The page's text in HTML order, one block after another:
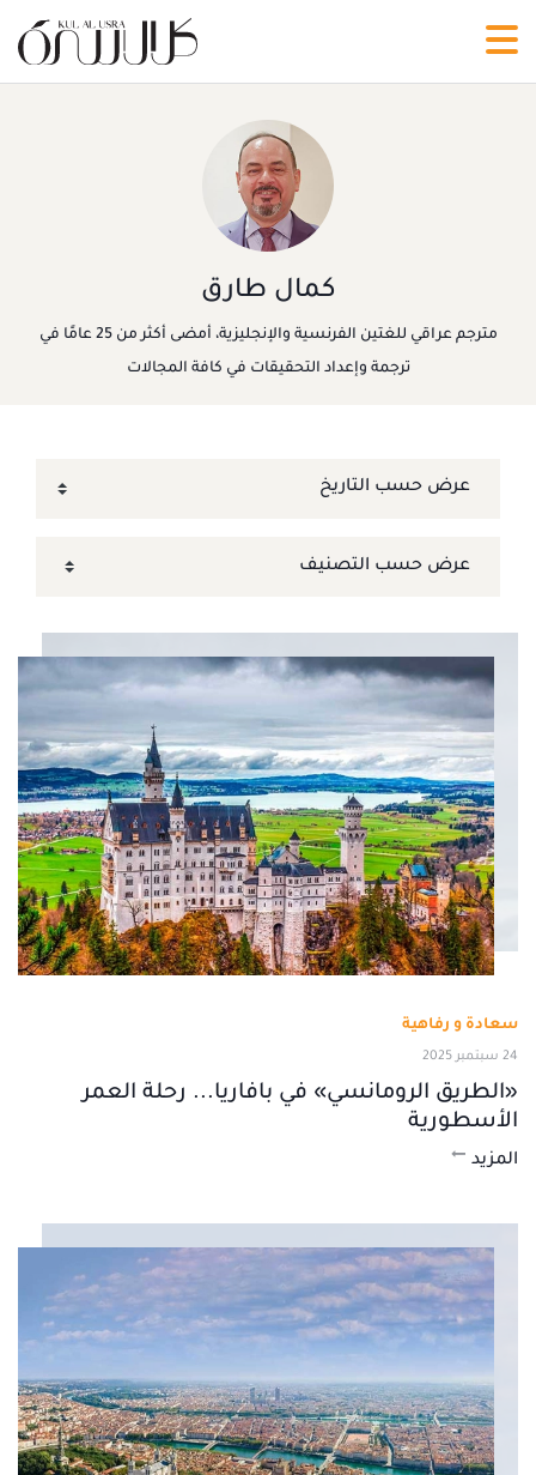
كمال طارق
مترجم عراقي للغتين الفرنسية والإنجليزية، أمضى أكثر من 25 عامًا في
ترجمة وإعداد التحقيقات في كافة المجالات
سعادة و رفاهية
24 سبتمبر 2025
«الطريق الرومانسي» في بافاريا... رحلة العمر
الأسطورية
المزيد